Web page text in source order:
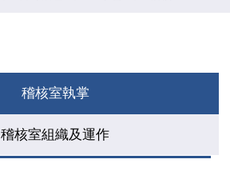
稽核室執掌
稽核室組織及運作